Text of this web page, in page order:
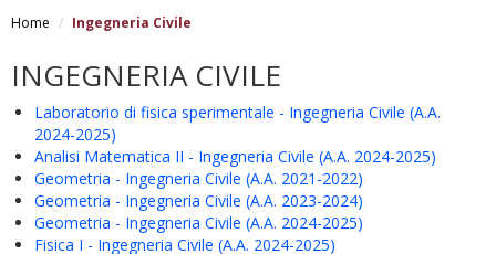
Home Ingegneria Civile
INGEGNERIA CIVILE
Laboratorio di fisica sperimentale - Ingegneria Civile (A.A.
2024-2025)
Analisi Matematica II - Ingegneria Civile (A.A. 2024-2025)
Geometria - Ingegneria Civile (A.A. 2021-2022)
Geometria - Ingegneria Civile (A.A. 2023-2024)
Geometria - Ingegneria Civile (A.A. 2024-2025)
Fisica I - Ingegneria Civile (A.A. 2024-2025)